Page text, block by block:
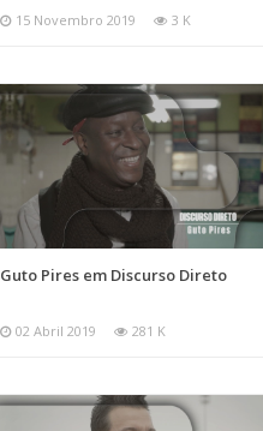
15 Novembro 2019 3 K
Guto Pires em Discurso Direto
02 Abril 2019 281 K